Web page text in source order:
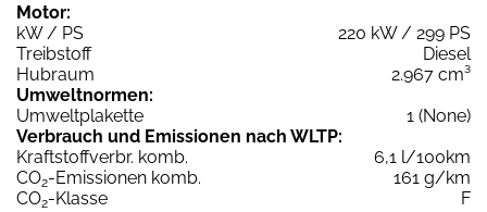
Motor:
kW / PS
220 kW / 299 PS
Treibstoff
Diesel
Hubraum
2.967 cm³
Umweltnormen:
Umweltplakette
1 (None)
Verbrauch und Emissionen nach WLTP:
Kraftstoffverbr. komb.
6,1 l/100km
CO2-Emissionen komb.
161 g/km
CO2-Klasse
F